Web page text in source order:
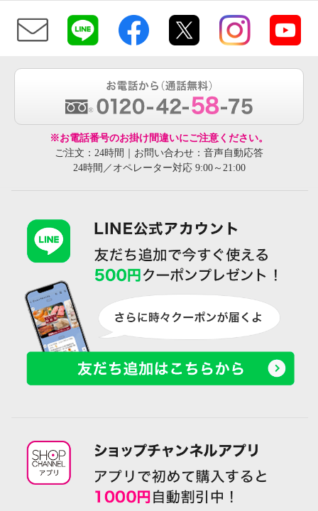
※お電話番号のお掛け間違いにご注意ください。
ご注文：24時間｜お問い合わせ：音声自動応答
24時間／オペレーター対応 9:00～21:00